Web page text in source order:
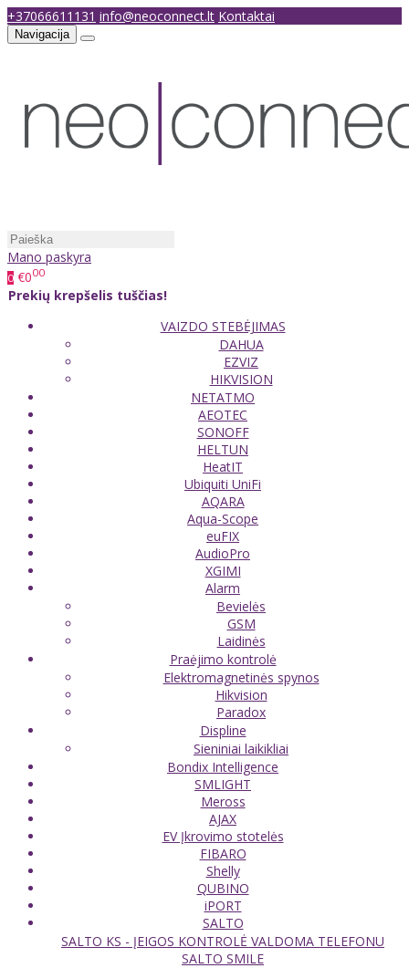
+37066611131 info@neoconnect.lt Kontaktai
Navigacija
Mano paskyra
0 €000
Prekių krepšelis tuščias!
VAIZDO STEBĖJIMAS
DAHUA
EZVIZ
HIKVISION
NETATMO
AEOTEC
SONOFF
HELTUN
HeatIT
Ubiquiti UniFi
AQARA
Aqua-Scope
euFIX
AudioPro
XGIMI
Alarm
Bevielės
GSM
Laidinės
Praėjimo kontrolė
Elektromagnetinės spynos
Hikvision
Paradox
Displine
Sieniniai laikikliai
Bondix Intelligence
SMLIGHT
Meross
AJAX
EV Įkrovimo stotelės
FIBARO
Shelly
QUBINO
iPORT
SALTO
SALTO KS - ĮEIGOS KONTROLĖ VALDOMA TELEFONU
SALTO SMILE